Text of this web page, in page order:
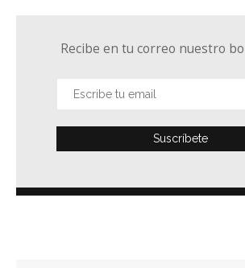
Recibe en tu correo nuestro